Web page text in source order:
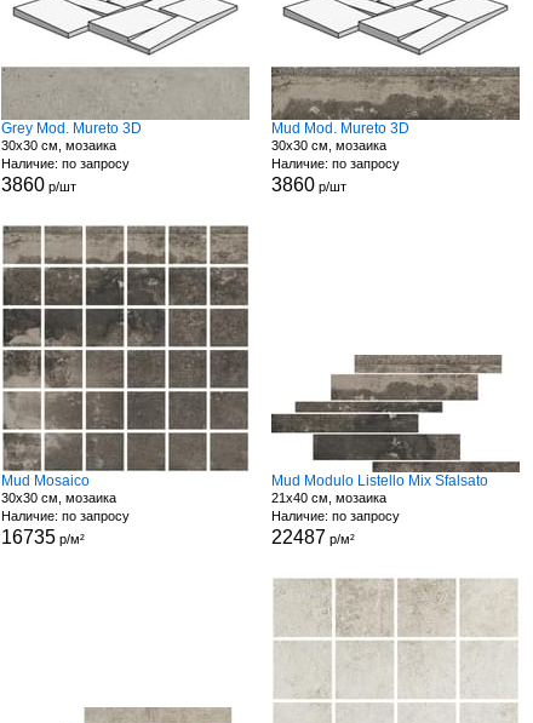
Grey Mod. Mureto 3D
30x30 см, мозаика
Наличие: по запросу
3860р/шт
Mud Mod. Mureto 3D
30x30 см, мозаика
Наличие: по запросу
3860 р/шт
Mud Mosaico
30x30 см, мозаика
Наличие: по запросу
16735р/м²
Mud Modulo Listello Mix Sfalsato
21x40 см, мозаика
Наличие: по запросу
22487 р/м²